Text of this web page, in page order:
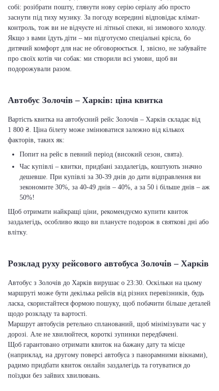
собі: розібрати пошту, глянути нову серію серіалу або просто
заснути під тиху музику. За погоду всередині відповідає клімат-
контроль, тож ви не відчуєте ні літньої спеки, ні зимового холоду.
Якщо з вами їдуть діти – ми підготуємо спеціальні крісла, бо
дитячий комфорт для нас не обговорюється. І, звісно, не забувайте
про своїх котів чи собак: ми створили всі умови, щоб ви
подорожували разом.
Автобус Золочів – Харків: ціна квитка
Вартість квитка на автобусний рейс Золочів – Харків складає від
1 800 ₴. Ціна білету може змінюватися залежно від кількох
факторів, таких як:
Попит на рейс в певний період (високий сезон, свята).
Час купівлі – квитки, придбані заздалегідь, коштують значно
дешевше. При купівлі за 30-39 днів до дати відправлення ви
зекономите 30%, за 40-49 днів – 40%, а за 50 і більше днів – аж
50%!
Щоб отримати найкращі ціни, рекомендуємо купити квиток
заздалегідь, особливо якщо ви плануєте подорож в святкові дні або
влітку.
Розклад руху рейсового автобуса Золочів – Харків
Автобус з Золочів до Харків вирушає о 23:30. Оскільки на цьому
маршруті може бути декілька рейсів від різних перевізників, будь
ласка, скористайтеся формою пошуку, щоб побачити більше деталей
щодо розкладу та вартості.
Маршрут автобусів ретельно спланований, щоб мінімізувати час у
дорозі. Але не хвилюйтеся, короткі зупинки передбачені.
Щоб гарантовано отримати квиток на бажану дату та місце
(наприклад, на другому поверсі автобуса з панорамними вікнами),
радимо придбати квиток онлайн заздалегідь та готуватися до
поїздки без зайвих хвилювань.